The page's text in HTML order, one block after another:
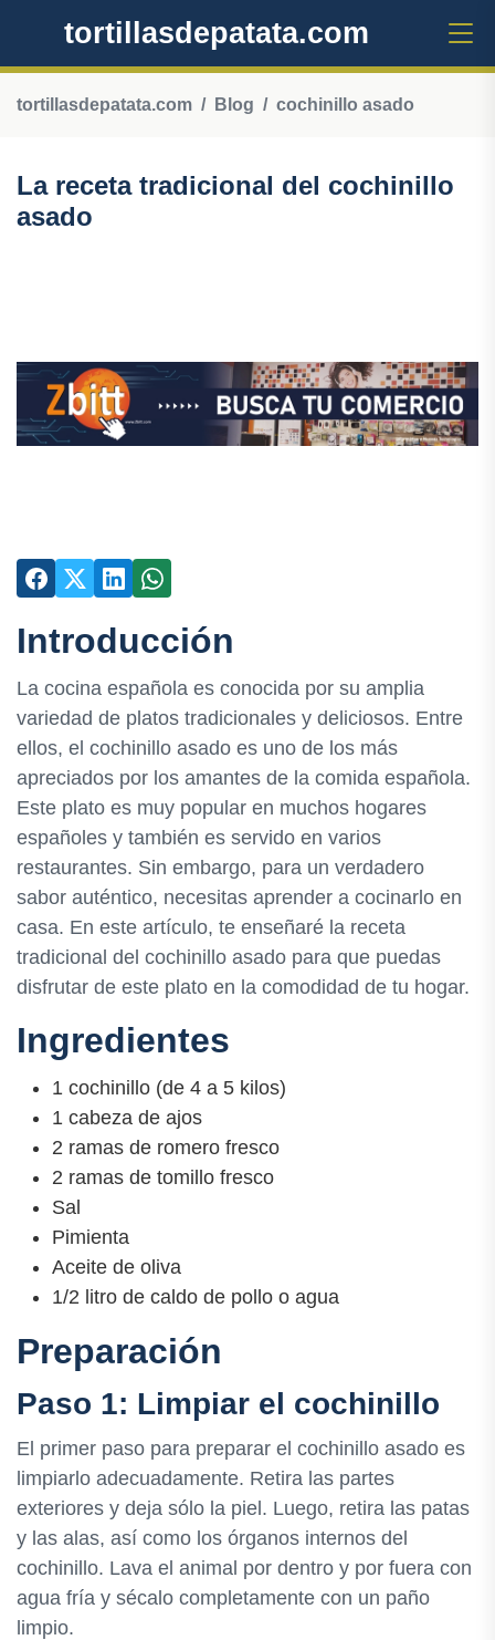
tortillasdepatata.com
tortillasdepatata.com Blog cochinillo asado
La receta tradicional del cochinillo
asado
Introducción
La cocina española es conocida por su amplia
variedad de platos tradicionales y deliciosos. Entre
ellos, el cochinillo asado es uno de los más
apreciados por los amantes de la comida española.
Este plato es muy popular en muchos hogares
españoles y también es servido en varios
restaurantes. Sin embargo, para un verdadero
sabor auténtico, necesitas aprender a cocinarlo en
casa. En este artículo, te enseñaré la receta
tradicional del cochinillo asado para que puedas
disfrutar de este plato en la comodidad de tu hogar.
Ingredientes
1 cochinillo (de 4 a 5 kilos)
1 cabeza de ajos
2 ramas de romero fresco
2 ramas de tomillo fresco
Sal
Pimienta
Aceite de oliva
1/2 litro de caldo de pollo o agua
Preparación
Paso 1: Limpiar el cochinillo
El primer paso para preparar el cochinillo asado es
limpiarlo adecuadamente. Retira las partes
exteriores y deja sólo la piel. Luego, retira las patas
y las alas, así como los órganos internos del
cochinillo. Lava el animal por dentro y por fuera con
agua fría y sécalo completamente con un paño
limpio.